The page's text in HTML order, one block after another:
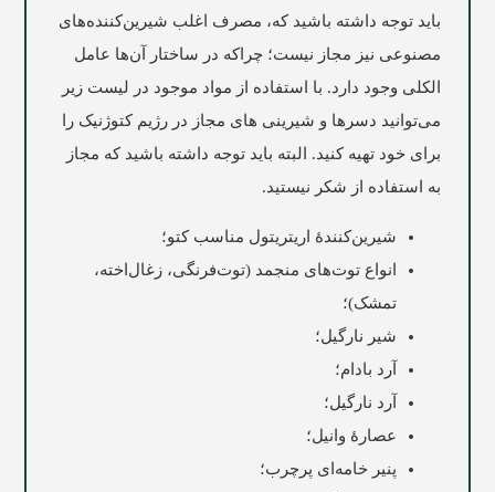
باید توجه داشته باشید که، مصرف اغلب شیرین‌کننده‌های
مصنوعی نیز مجاز نیست؛ چراکه در ساختار آن‌ها عامل
الکلی وجود دارد. با استفاده از مواد موجود در لیست زیر
می‌توانید دسرها و شیرینی های مجاز در رژیم کتوژنیک را
برای خود تهیه کنید. البته باید توجه داشته باشید که مجاز
به استفاده از شکر نیستید.
شیرین‌کنندۀ اریتریتول مناسب کتو؛
انواع توت‌های منجمد (توت‌فرنگی، زغال‌اخته،
تمشک)؛
شیر نارگیل؛
آرد بادام؛
آرد نارگیل؛
عصارۀ وانیل؛
پنیر خامه‌ای پرچرب؛